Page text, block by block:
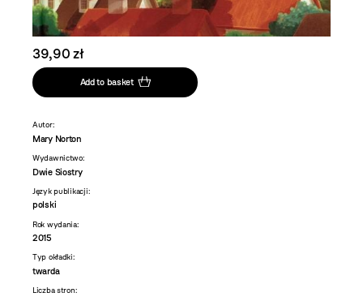
39,90 zł
Add to basket
Autor:
Mary Norton
Wydawnictwo:
Dwie Siostry
Język publikacji:
polski
Rok wydania:
2015
Typ okładki:
twarda
Liczba stron: